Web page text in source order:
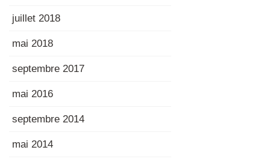
juillet 2018
mai 2018
septembre 2017
mai 2016
septembre 2014
mai 2014